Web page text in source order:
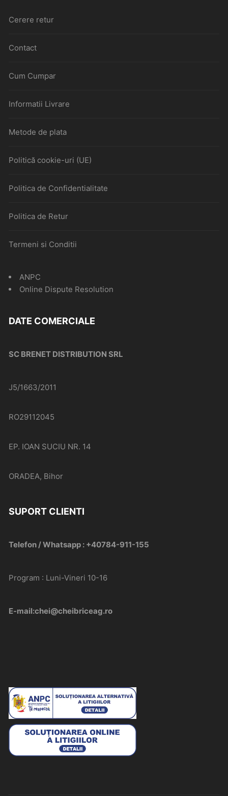
Cerere retur
Contact
Cum Cumpar
Informatii Livrare
Metode de plata
Politică cookie-uri (UE)
Politica de Confidentialitate
Politica de Retur
Termeni si Conditii
ANPC
Online Dispute Resolution
DATE COMERCIALE
SC BRENET DISTRIBUTION SRL
J5/1663/2011
RO29112045
EP. IOAN SUCIU NR. 14
ORADEA, Bihor
SUPORT CLIENTI
Telefon / Whatsapp : +40784-911-155
Program : Luni-Vineri 10-16
E-mail:chei@cheibriceag.ro